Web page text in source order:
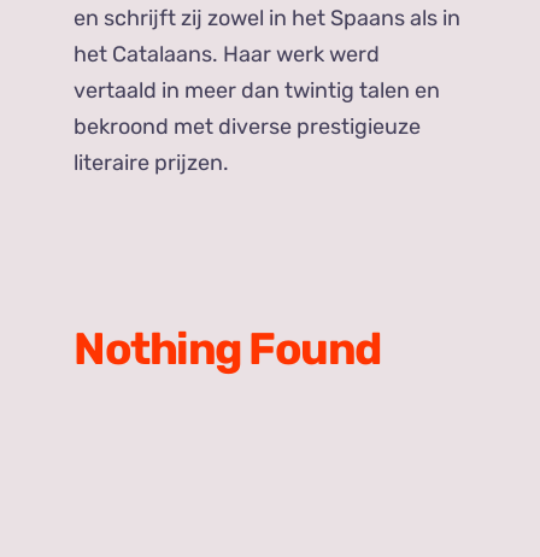
en schrijft zij zowel in het Spaans als in
het Catalaans. Haar werk werd
vertaald in meer dan twintig talen en
bekroond met diverse prestigieuze
literaire prijzen.
Nothing Found